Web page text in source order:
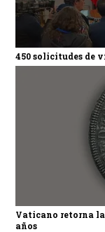
450 solicitudes de
Vaticano retorna
años